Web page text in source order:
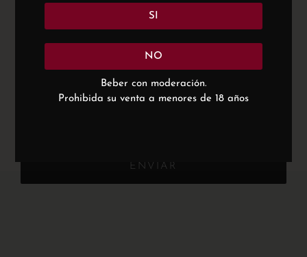
ENVIAR
SI
NO
Beber con moderación.
Prohibida su venta a menores de 18 años